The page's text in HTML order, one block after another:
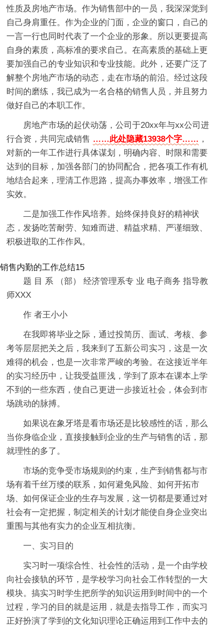
性质及房地产市场。作为销售部中的一员，我深深觉到
自己身肩重任。作为企业的门面，企业的窗口，自己的
一言一行也同时代表了一个企业的形象。所以更要提高
自身的素质，高标准的要求自己。在高素质的基础上更
要加强自己的专业知识和专业技能。此外，还要广泛了
解整个房地产市场的动态，走在市场的前沿。经过这段
时间的磨练，我已成为一名合格的销售人员，并且努力
做好自己的本职工作。
房地产市场的起伏动荡，公司于20xx年与xx公司进
行合资，共同完成销售 ……此处隐藏13938个字…… ，
对新的一年工作进行具体谋划，明确内容、时限和需要
达到的目标，加强各部门的协同配合，把各项工作有机
地结合起来，理清工作思路，提高办事效率，增强工作
实效。
二是加强工作作风培养。始终保持良好的精神状
态，发扬吃苦耐劳、知难而进、精益求精、严谨细致、
积极进取的工作作风。
销售内勤的工作总结15
题 目 系 （部） 经济管理系专 业 电子商务 指导教
师XXX
作 者王小小
在我即将毕业之际，通过投简历、面试、考核、参
考等层层把关之后，我来到了五新公司实习，这是一次
难得的机会，也是一次非常严峻的考验。在这接近半年
的实习经历中，让我受益匪浅，学到了原本在课本上学
不到的一些东西，使自己更进一步接近社会，体会到市
场跳动的脉搏。
如果说在象牙塔是看市场还是比较感性的话，那么
当你身临企业，直接接触到企业的生产与销售的话，那
就理性的多了。
市场的竞争受市场规则的约束，生产到销售都与市
场有着千丝万缕的联系，如何避免风险、如何开拓市
场、如何保证企业的生存与发展，这一切都是要通过对
社会有一定把握，制定相关的计划才能使自身企业突出
重围与其他有实力的企业互相抗衡。
一、实习目的
实习时一项综合性、社会性的活动，是一个由学校
向社会接轨的环节，是学校学习向社会工作转型的一大
模块。搞实习时学生把所学的知识运用到时间中的一个
过程，学习的目的就是运用，就是去指导工作，而实习
正好扮演了学到的文化知识理论正确运用到工作中去的